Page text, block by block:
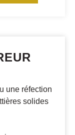
une réfection
solides